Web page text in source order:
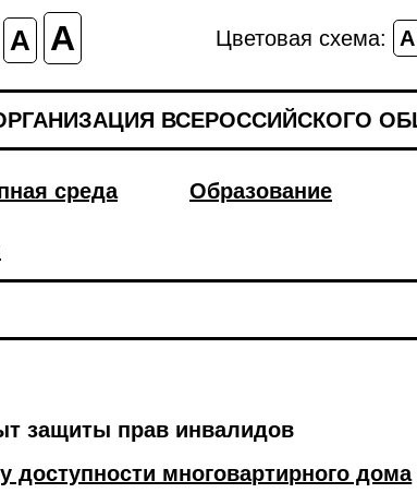
A A Цветовая схема: A
ВСЕРОССИЙСКОГО
среда Образование
защиты прав инвалидов
доступности многовартирного дома